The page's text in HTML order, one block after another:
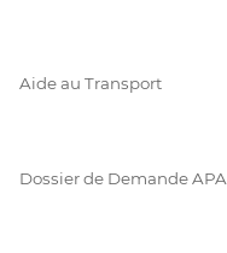
Aide au Transport
Dossier de Demande APA